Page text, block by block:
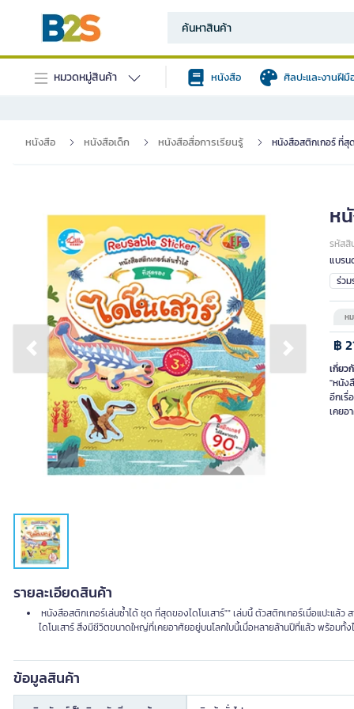
หมวดหมู่สินค้า หนังสือ ศิลปะและงานฝีมื
หนังสือ หนังสือเด็ก หนังสือสื่อการเรียนรู้ หนังสือสติกเกอร์ ที่สุ
Previous slide Next slide
ห
รหัสสิ
แบรน
ร่ว
ห
฿
เกี่ยว
"หนัง
อีกเรื่
เคยอ
รายละเอียดสินค้า
หนังสือสติกเกอร์เล่นซ้ำได้ ชุด ที่สุดของไดโนเสาร์"" เล่มนี้ ตัวสติกเกอร์เมื่อแปะแล้ว
ไดโนเสาร์ สิ่งมีชีวิตขนาดใหญ่ที่เคยอาศัยอยู่บนโลกใบนี้เมื่อหลายล้านปีที่แล้ว พร้อม
ข้อมูลสินค้า